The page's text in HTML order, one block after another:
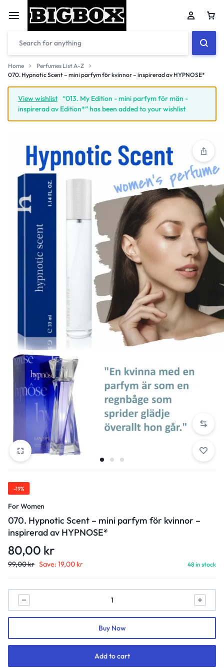
Your bag is empty
Shop What's New
Sign in
Home
Perfumes List A-Z
070. Hypnotic Scent – mini parfym för kvinnor – inspirerad av HYPNOSE*
View wishlist “013. My Edition - mini parfym för män -
inspirerad av Edition*” has been added to your wishlist
-19%
For Women
070. Hypnotic Scent – mini parfym för kvinnor –
inspirerad av HYPNOSE*
80,00 kr
99,00kr Save: 19,00 kr 48 in stock
070.
Hypnotic
Scent
mini
Add to cart
Buy Now